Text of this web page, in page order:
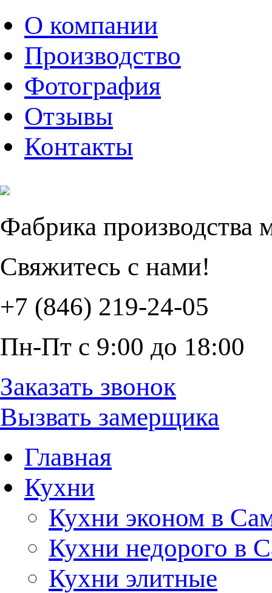
О компании
Производство
Фотография
Отзывы
Контакты
Фабрика производства
Свяжитесь с нами!
+7 (846) 219-24-05
Пн-Пт с 9:00 до 18:00
Заказать звонок
Вызвать замерщика
Главная
Кухни
Кухни эконом в
Кухни недорого в
Кухни элитные